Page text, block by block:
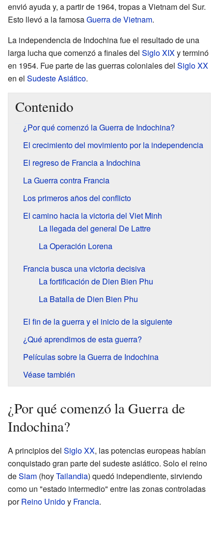
envió ayuda y, a partir de 1964, tropas a Vietnam del Sur.
Esto llevó a la famosaGuerra de Vietnam.
La independencia de Indochina fue el resultado de una
larga lucha que comenzó a finales del Siglo XIXy terminó
en 1954. Fue parte de las guerras coloniales del Siglo XX
en el Sudeste Asiático.
Contenido
¿Por qué comenzó la Guerra de Indochina?
El crecimiento del movimiento por la independencia
El regreso de Francia a Indochina
La Guerra contra Francia
Los primeros años del conflicto
El camino hacia la victoria del Viet Minh
La llegada del general De Lattre
La Operación Lorena
Francia busca una victoria decisiva
La fortificación de Dien Bien Phu
La Batalla de Dien Bien Phu
El fin de la guerra y el inicio de la siguiente
¿Qué aprendimos de esta guerra?
Películas sobre la Guerra de Indochina
Véase también
¿Por qué comenzó la Guerra de
Indochina?
A principios del Siglo XX, las potencias europeas habían
conquistado gran parte del sudeste asiático. Solo el reino
deSiam (hoyTailandia) quedó independiente, sirviendo
como un "estado intermedio" entre las zonas controladas
porReino Unidoy Francia.